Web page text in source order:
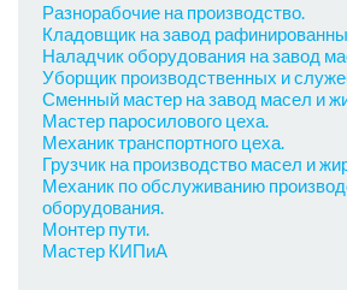
Разнорабочие на производство.
Кладовщик на завод
Наладчик оборудования на завод
Уборщик производственных и
Сменный мастер на завод масел и
Мастер паросилового цеха.
Механик транспортного цеха.
Грузчик на производство масел и
Механик по обслуживанию
оборудования.
Монтер пути.
Мастер КИПиА